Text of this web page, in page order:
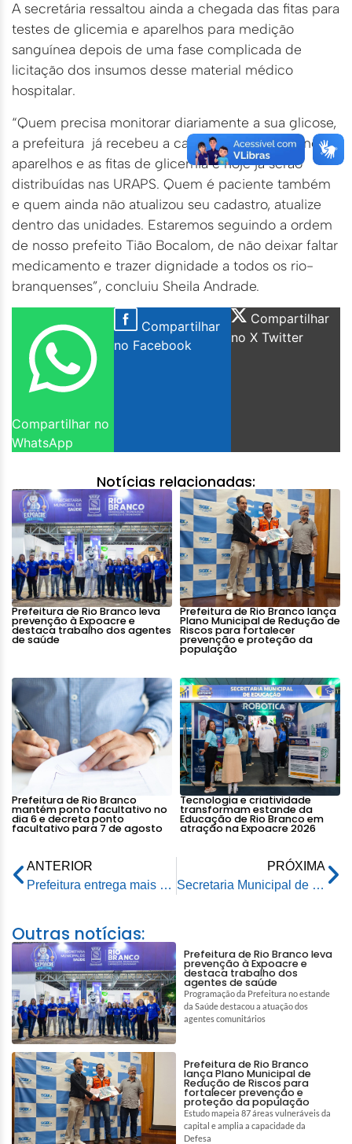
A secretária ressaltou ainda a chegada das fitas para
testes de glicemia e aparelhos para medição
sanguínea depois de uma fase complicada de
licitação dos insumos desse material médico
hospitalar.
“Quem precisa monitorar diariamente a sua glicose,
a prefeitura já recebeu a carga completa dos novos
aparelhos e as fitas de glicemia e hoje já serão
distribuídas nas URAPS. Quem é paciente também
e quem ainda não atualizou seu cadastro, atualize
dentro das unidades. Estaremos seguindo a ordem
de nosso prefeito Tião Bocalom, de não deixar faltar
medicamento e trazer dignidade a todos os rio-
branquenses”, concluiu Sheila Andrade.
Compartilhar no
WhatsApp
Compartilhar
no Facebook
Compartilhar
no X Twitter
Notícias relacionadas:
Prefeitura de Rio Branco leva
prevenção à Expoacre e
destaca trabalho dos agentes
de saúde
Prefeitura de Rio Branco lança
Plano Municipal de Redução de
Riscos para fortalecer
prevenção e proteção da
população
Prefeitura de Rio Branco
mantém ponto facultativo no
dia 6 e decreta ponto
facultativo para 7 de agosto
Tecnologia e criatividade
transformam estande da
Educação de Rio Branco em
atração na Expoacre 2026
ANTERIOR
Prefeitura entrega mais 64 notebooks com planos de acesso à internet para professores de Rio Branco
PRÓXIMA
Secretaria Municipal de Saúde anuncia chegada de medicamentos e aparelhos que estavam em falta na Rede Básica
Outras notícias:
Prefeitura de Rio Branco leva
prevenção à Expoacre e
destaca trabalho dos
agentes de saúde
Programação da Prefeitura no estande
da Saúde destacou a atuação dos
agentes comunitários
Prefeitura de Rio Branco
lança Plano Municipal de
Redução de Riscos para
fortalecer prevenção e
proteção da população
Estudo mapeia 87 áreas vulneráveis da
capital e amplia a capacidade da
Defesa